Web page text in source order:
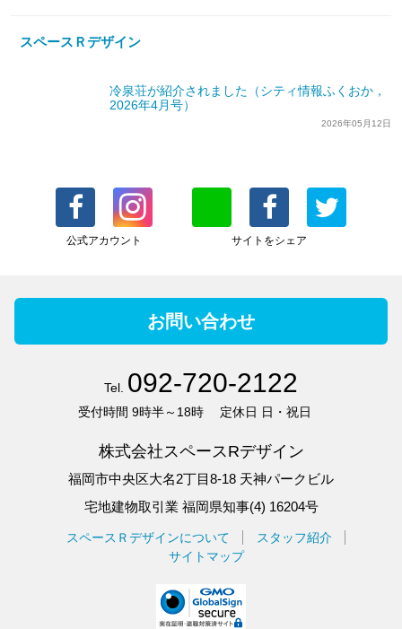
スペースＲデザイン
冷泉荘が紹介されました（シティ情報ふくおか，
2026年4月号）
2026年05月12日
公式アカウント サイトをシェア
お問い合わせ
Tel. 092-720-2122
受付時間 9時半～18時 定休日 日・祝日
株式会社スペースRデザイン
福岡市中央区大名2丁目8-18 天神パークビル
宅地建物取引業 福岡県知事(4) 16204号
スペースＲデザインについて
スタッフ紹介
サイトマップ